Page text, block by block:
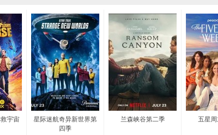
宇宙
星际迷航奇异新世界第
四季
兰森峡谷第二季 五星